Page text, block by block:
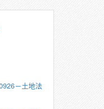
－土地法